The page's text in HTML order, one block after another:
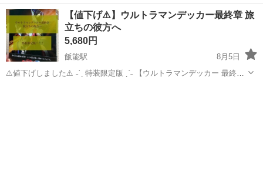
ワンルーム寮完備！赴任旅費会社負担！年間休日130日★フォークリフ
ト免許お持ちの方、活躍中！就業先食堂利用可★《神奈川県相模原
市》 人気の工場のお仕事 ◇電...
神奈川 相模原市 南橋本駅 その他
【値下げ⚠️】ウルトラマンデッカー最終章 旅
立ちの彼方へ
5,680円
飯能駅
8月5日
⚠️値下げしました⚠️ ˗ˋˏ 特装限定版 ˎˊ˗ 【ウルトラマンデッカー 最終章